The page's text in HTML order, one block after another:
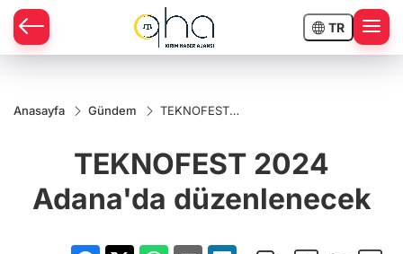
TR
Anasayfa Gündem
TEKNOFEST
düzenlenecek
TEKNOFEST 2024
Adana'da düzenlenecek